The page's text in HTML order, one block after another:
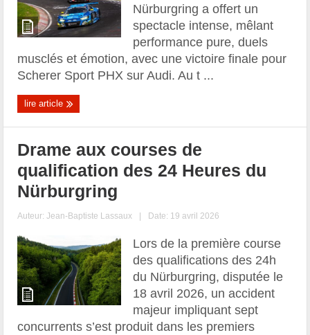
Nürburgring a offert un
spectacle intense, mêlant
performance pure, duels
musclés et émotion, avec une victoire finale pour
Scherer Sport PHX sur Audi. Au t ...
lire article
Drame aux courses de
qualification des 24 Heures du
Nürburgring
Auteur:Jean-Baptiste Lassaux | Date: 19 avril 2026
Lors de la première course
des qualifications des 24h
du Nürburgring, disputée le
18 avril 2026, un accident
majeur impliquant sept
concurrents s’est produit dans les premiers